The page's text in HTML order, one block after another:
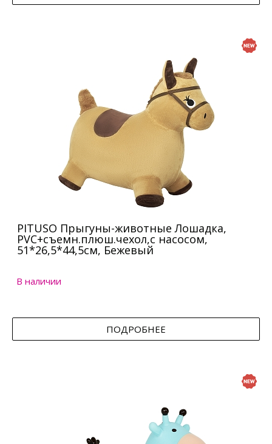
PITUSO Прыгуны-животные Лошадка,
PVC+съемн.плюш.чехол,с насосом,
51*26,5*44,5см, Бежевый
В наличии
ПОДРОБНЕЕ